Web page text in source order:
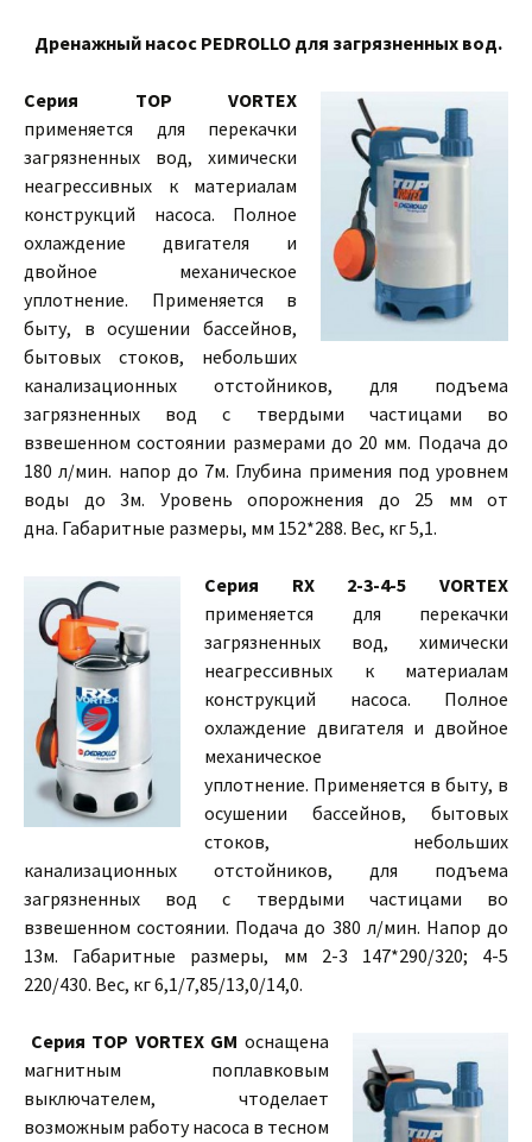
Дренажный насос PEDROLLO для загрязненных вод.
Серия TOP VORTEX
применяется для перекачки
загрязненных вод, химически
неагрессивных к материалам
конструкций насоса. Полное
охлаждение двигателя и
двойное механическое
уплотнение. Применяется в
быту, в осушении бассейнов,
бытовых стоков, небольших
канализационных отстойников, для подъема
загрязненных вод с твердыми частицами во
взвешенном состоянии размерами до 20 мм. Подача до
180 л/мин. напор до 7м. Глубина примения под уровнем
воды до 3м. Уровень опорожнения до 25 мм от
дна. Габаритные размеры, мм 152*288. Вес, кг 5,1.
Серия RX 2-3-4-5 VORTEX
применяется для перекачки
загрязненных вод, химически
неагрессивных к материалам
конструкций насоса. Полное
охлаждение двигателя и двойное
механическое
уплотнение. Применяется в быту, в
осушении бассейнов, бытовых
стоков, небольших
канализационных отстойников, для подъема
загрязненных вод с твердыми частицами во
взвешенном состоянии. Подача до 380 л/мин. Напор до
13м. Габаритные размеры, мм 2-3 147*290/320; 4-5
220/430. Вес, кг 6,1/7,85/13,0/14,0.
Серия TOP VORTEX GM оснащена
магнитным поплавковым
выключателем, чтоделает
возможным работу насоса в тесном